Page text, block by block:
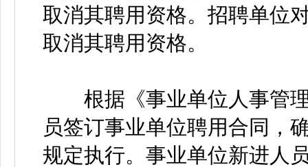
取消其聘用资格。招聘单位
取消其聘用资格。
根据《事业单位人事管理
员签订事业单位聘用合同，
规定执行。事业单位新进人